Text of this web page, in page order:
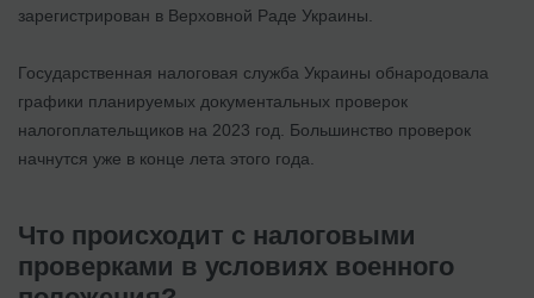
зарегистрирован в Верховной Раде Украины.
Государственная налоговая служба Украины обнародовала
графики планируемых документальных проверок
налогоплательщиков на 2023 год. Большинство проверок
начнутся уже в конце лета этого года.
Что происходит с налоговыми
проверками в условиях военного